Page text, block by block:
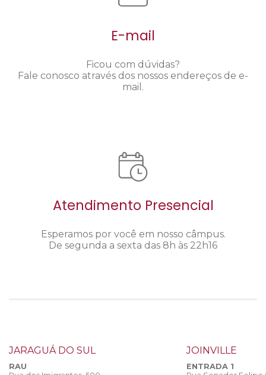
E-mail
Ficou com dúvidas?
Fale conosco através dos nossos endereços de e-
mail.
Atendimento Presencial
Esperamos por você em nosso câmpus.
De segunda a sexta das 8h às 22h16
JARAGUÁ DO SUL
RAU
JOINVILLE
ENTRADA 1